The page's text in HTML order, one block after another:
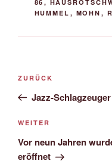
86 ,
HUMMEL , MOHN ,
Beitrags-
Vorheriger
Beitrag
ZURÜCK
Jazz-
Nächster
Beitrag
WEITER
Vor neun Jahren
eröffnet